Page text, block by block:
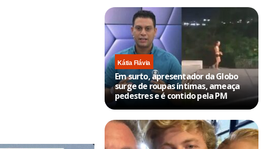
Kátia Flávia
Em surto, apresentador da Globo
surge de roupas íntimas, ameaça
pedestres e é contido pela PM